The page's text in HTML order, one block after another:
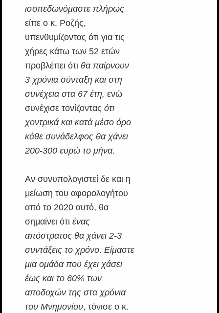
ισοπεδωνόμαστε πλήρως
είπε ο κ. Ροζής,
υπενθυμίζοντας ότι για τις
χήρες κάτω των 52 ετών
προβλέπει ότι θα παίρνουν
3 χρόνια σύνταξη και στη
συνέχεια στα 67 έτη, ενώ
συνέχισε τονίζοντας ότι
χοντρικά και κατά μέσο όρο
κάθε συνάδελφος θα χάνει
200-300 ευρώ το μήνα.
Αν συνυπολογιστεί δε και η
μείωση του αφορολογήτου
από το 2020 αυτό, θα
σημαίνει ότι ένας
απόστρατος θα χάνει 2-3
συντάξεις το χρόνο. Είμαστε
μια ομάδα που έχει χάσει
έως και το 60% των
αποδοχών της στα χρόνια
του Μνημονίου, τόνισε ο κ.